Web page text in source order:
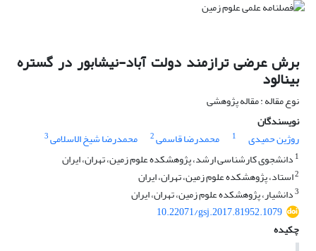
برش عرضی ترازمند دولت‏ آباد-نیشابور در گستره
بینالود
نوع مقاله : مقاله پژوهشی
نویسندگان
روژین حمیدی
1 محمدرضا قاسمی2 محمدرضا شیخ الاسلامی3
1 دانشجوی کارشناسی ارشد، پژوهشکده علوم زمین، تهران، ایران
2استاد، پژوهشکده علوم زمین، تهران، ایران
3دانشیار، پژوهشکده علوم زمین، تهران، ایران
10.22071/gsj.2017.81952.1079
چکیده